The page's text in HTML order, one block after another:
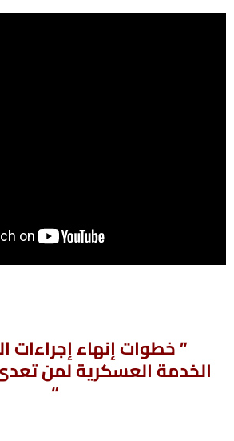
” خطوات إنهاء إجراءات
الخدمة العسكرية لمن
“